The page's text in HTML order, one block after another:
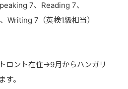
7、Reading 7、
Writing 7（英検1級相当）
ロント在住→9月からハンガリ
す。